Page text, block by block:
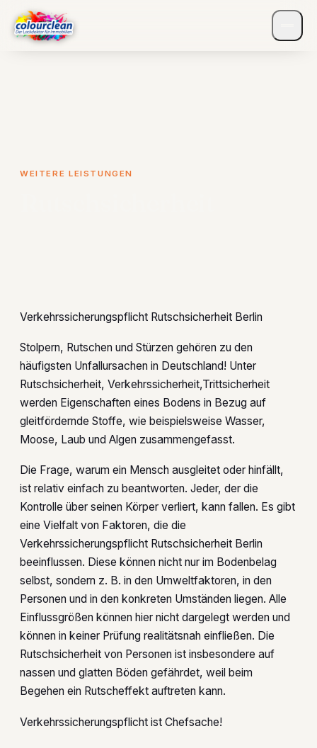
WEITERE LEISTUNGEN
Verkehrssicherungspflicht Rutschsicherheit Berlin
Stolpern, Rutschen und Stürzen gehören zu den
häufigsten Unfallursachen in Deutschland! Unter
Rutschsicherheit, Verkehrssicherheit,Trittsicherheit
werden Eigenschaften eines Bodens in Bezug auf
gleitfördernde Stoffe, wie beispielsweise Wasser,
Moose, Laub und Algen zusammengefasst.
Die Frage, warum ein Mensch ausgleitet oder hinfällt,
ist relativ einfach zu beantworten. Jeder, der die
Kontrolle über seinen Körper verliert, kann fallen. Es gibt
eine Vielfalt von Faktoren, die die
Verkehrssicherungspflicht Rutschsicherheit Berlin
beeinflussen. Diese können nicht nur im Bodenbelag
selbst, sondern z. B. in den Umweltfaktoren, in den
Personen und in den konkreten Umständen liegen. Alle
Einflussgrößen können hier nicht dargelegt werden und
können in keiner Prüfung realitätsnah einfließen. Die
Rutschsicherheit von Personen ist insbesondere auf
nassen und glatten Böden gefährdet, weil beim
Begehen ein Rutscheffekt auftreten kann.
Verkehrssicherungspflicht ist Chefsache!